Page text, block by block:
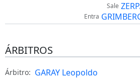
Sale
Entra
ÁRBITROS
Árbitro: GARAY Leopoldo